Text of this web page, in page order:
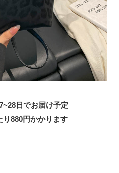
日でお届け予定
り880円かかります